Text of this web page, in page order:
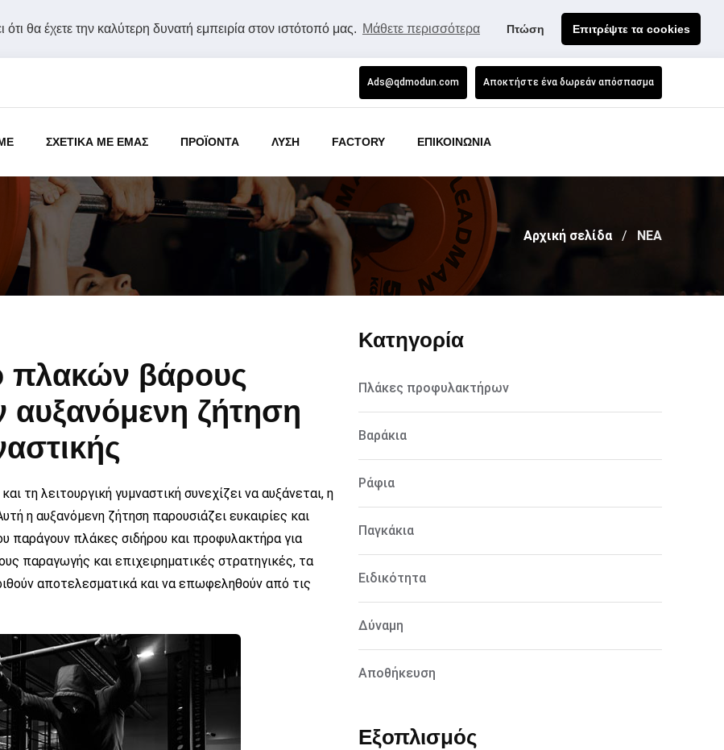
θα έχετε την καλύτερη δυνατή εμπειρία στον ιστότοπό μας. Μάθετε περισσότερα Πτώση Επιτρέψτε τα cookies
Ads@qdmodun.com Αποκτήστε ένα δωρεάν απόσπασμα
ΣΧΕΤΙΚΑ ΜΕ ΕΜΑΣ ΠΡΟΪΟΝΤΑ ΛΥΣΗ FACTORY ΕΠΙΚΟΙΝΩΝΙΑ
Αρχική σελίδα ΝΕΑ
πλακών βάρους
αυξανόμενη ζήτηση
τη λειτουργική γυμναστική συνεχίζει να αυξάνεται, η
η αυξανόμενη ζήτηση παρουσιάζει ευκαιρίες και
παράγουν πλάκες σιδήρου και προφυλακτήρα για
παραγωγής και επιχειρηματικές στρατηγικές, τα
αποτελεσματικά και να επωφεληθούν από τις
Κατηγορία
Πλάκες προφυλακτήρων
Βαράκια
Ράφια
Παγκάκια
Ειδικότητα
Δύναμη
Αποθήκευση
Εξοπλισμός